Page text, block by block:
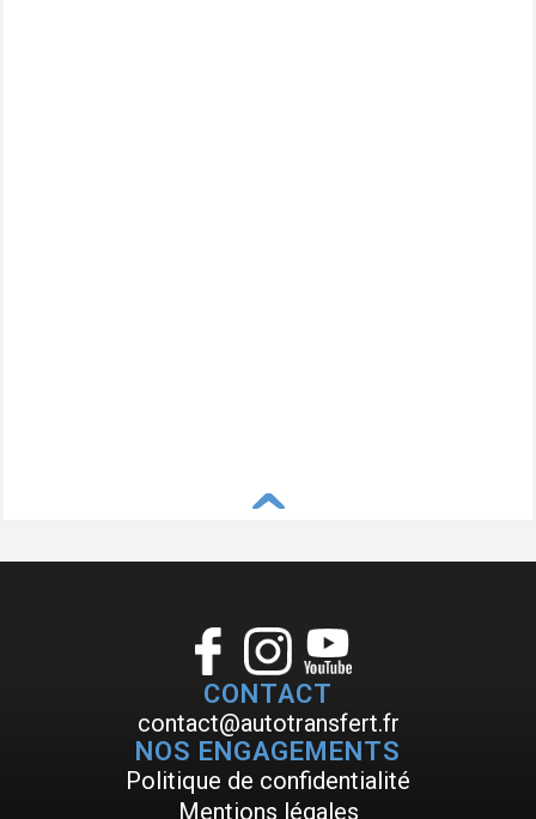
^
CONTACT
contact@autotransfert.fr
NOS ENGAGEMENTS
Politique de confidentialité
Mentions légales